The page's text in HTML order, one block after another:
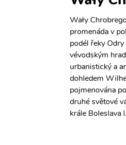
Wały
promenáda v
podél řeky
vévodským
urbanistický a
dohledem
pojmenována
druhé světové
krále Boleslava